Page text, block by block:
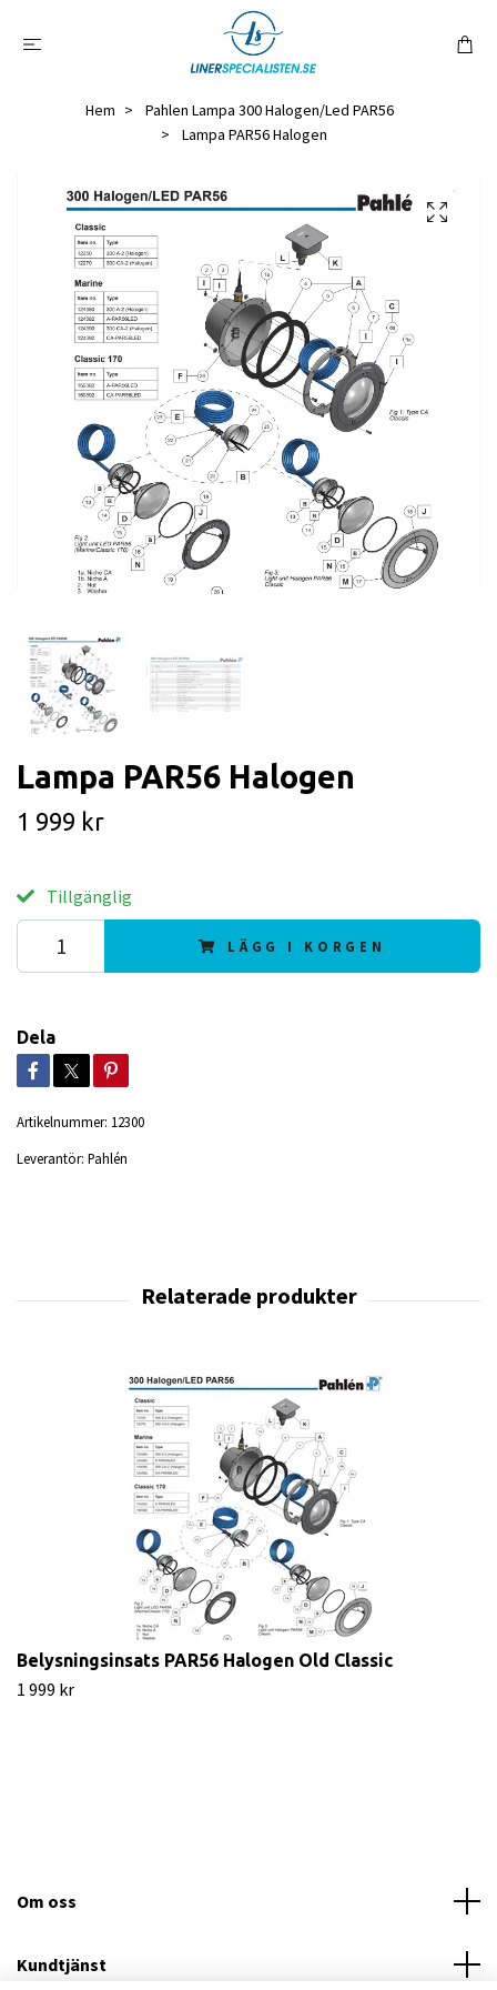
Hem
Pahlen Lampa 300 Halogen/Led PAR56
Lampa PAR56 Halogen
Lampa PAR56 Halogen
1 999 kr
Tillgänglig
LÄGG I KORGEN
Dela
Artikelnummer: 12300
Leverantör: Pahlén
Belysningsinsats PAR56 Halogen Old Classic
1 999 kr
Om oss
Kundtjänst